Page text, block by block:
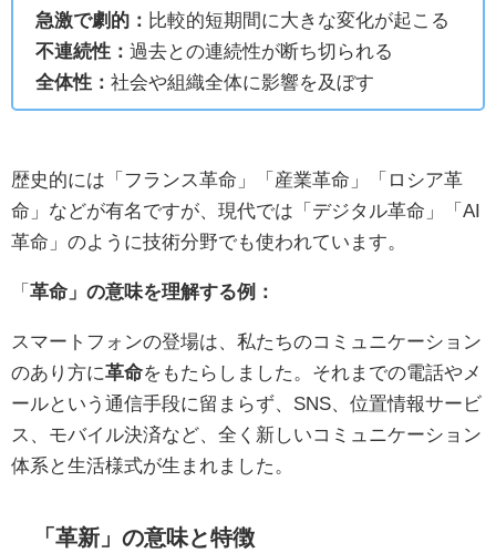
急激で劇的： 比較的短期間に大きな変化が起こる
不連続性： 過去との連続性が断ち切られる
全体性： 社会や組織全体に影響を及ぼす
歴史的には「フランス革命」「産業革命」「ロシア革
命」などが有名ですが、現代では「デジタル革命」「AI
革命」のように技術分野でも使われています。
「 革命」の意味を理解する例：
スマートフォンの登場は、私たちのコミュニケーション
のあり方に革命をもたらしました。それまでの電話やメ
ールという通信手段に留まらず、SNS、位置情報サービ
ス、モバイル決済など、全く新しいコミュニケーション
体系と生活様式が生まれました。
「革新」の意味と特徴